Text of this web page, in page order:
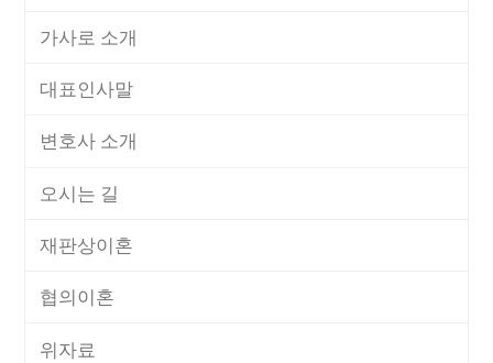
가사로 소개
대표인사말
변호사 소개
오시는 길
재판상이혼
협의이혼
위자료